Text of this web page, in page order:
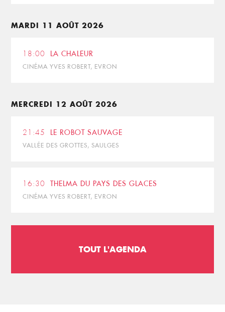
MARDI 11 AOÛT 2026
18:00 LA CHALEUR
CINÉMA YVES ROBERT, EVRON
MERCREDI 12 AOÛT 2026
21:45 LE ROBOT SAUVAGE
VALLÉE DES GROTTES, SAULGES
16:30 THELMA DU PAYS DES GLACES
CINÉMA YVES ROBERT, EVRON
TOUT L'AGENDA